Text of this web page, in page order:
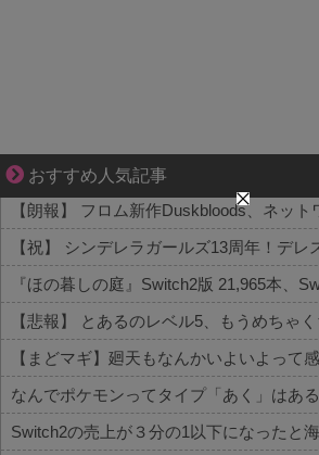
おすすめ人気記事
ぜんぶ私が中心、そう思われたくないのに
『ほの暮しの庭』Switch2版 21,965本、
【悲報】 とあるのレベル5、もうめちゃ
【まどマギ】廻天もなんかいよいよって